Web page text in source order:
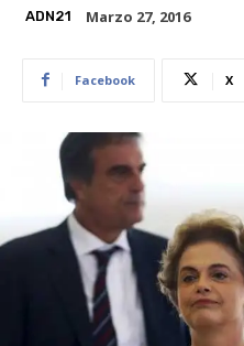
ADN21 Marzo 27, 2016
Facebook X